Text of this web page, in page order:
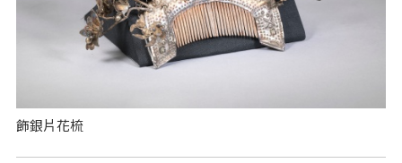
飾銀片花梳